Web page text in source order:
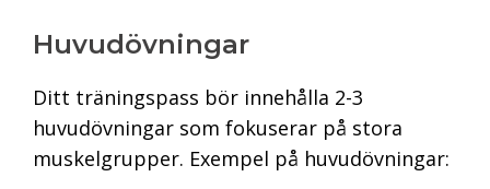
Huvudövningar
Ditt träningspass bör innehålla 2-3
huvudövningar som fokuserar på stora
muskelgrupper. Exempel på huvudövningar: